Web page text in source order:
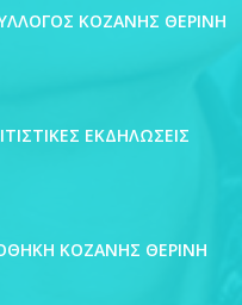
ΚΟΖΑΝΗΣ ΘΕΡΙΝΗ
ΕΚΔΗΛΩΣΕΙΣ
ΚΟΖΑΝΗΣ ΘΕΡΙΝΗ